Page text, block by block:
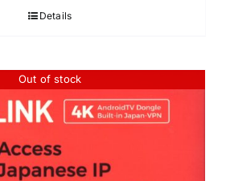
Details
Out of stock